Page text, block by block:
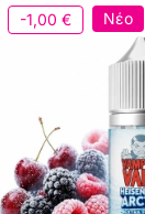
-1,00 € Νέο